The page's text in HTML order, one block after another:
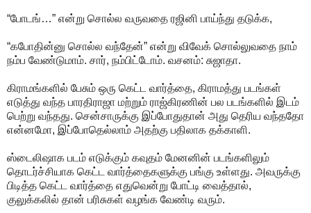
“போடங்…” என்று சொல்ல வருவதை ரஜினி பாய்ந்து தடுக்க,
“கபோதின்னு சொல்ல வந்தேன்” என்று விவேக் சொல்லுவதை நாம்
நம்ப வேண்டுமாம். சார், நம்பிட்டோம். வசனம்: சுஜாதா.
கிராமங்களில் பேசும் ஒரு கெட்ட வார்த்தை, கிராமத்து படங்கள்
எடுத்து வந்த பாரதிராஜா மற்றும் ராஜ்கிரணின் பல படங்களில் இடம்
பெற்று வந்தது. சென்சாருக்கு இப்போதுதான் அது தெரிய வந்ததோ
என்னமோ, இப்போதெல்லாம் அதற்கு பதிலாக தக்காளி.
ஸ்டைலிஷாக படம் எடுக்கும் கவுதம் மேனனின் படங்களிலும்
தொடர்ச்சியாக கெட்ட வார்த்தைகளுக்கு பங்கு உள்ளது. அவருக்கு
பிடித்த கெட்ட வார்த்தை எதுவென்று போட்டி வைத்தால்,
குலுக்கலில் தான் பரிசுகள் வழங்க வேண்டி வரும்.